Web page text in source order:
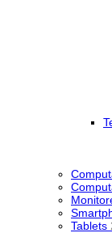
Tablets